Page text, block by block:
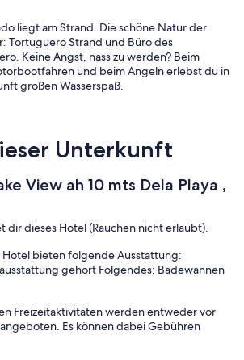
liegt am Strand. Die schöne Natur der
Tortuguero Strand und Büro des
Keine Angst, nass zu werden? Beim
und beim Angeln erlebst du in
großen Wasserspaß.
Unterkunft
View ah 10 mts Dela Playa ,
dir dieses Hotel (Rauchen nicht erlaubt).
Hotel bieten folgende Ausstattung:
gehört Folgendes: Badewannen
Freizeitaktivitäten werden entweder vor
Es können dabei Gebühren